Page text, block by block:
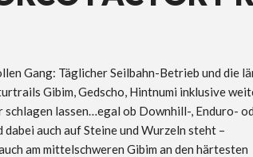
Gang: Täglicher Seilbahn-Betrieb und die
Gibim, Gedscho, Hintnumi inklusive
lassen…egal ob Downhill-, Enduro-
auch auf Steine und Wurzeln steht –
am mittelschweren Gibim an den härtesten